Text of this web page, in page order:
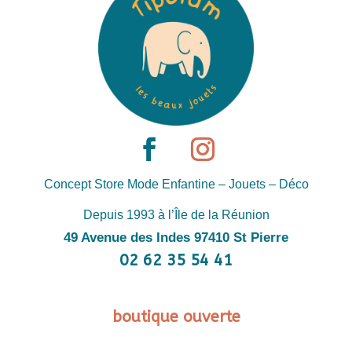
Concept Store Mode Enfantine – Jouets – Déco
Depuis 1993 à l’Île de la Réunion
49 Avenue des Indes 97410 St Pierre
02 62 35 54 41
boutique ouverte